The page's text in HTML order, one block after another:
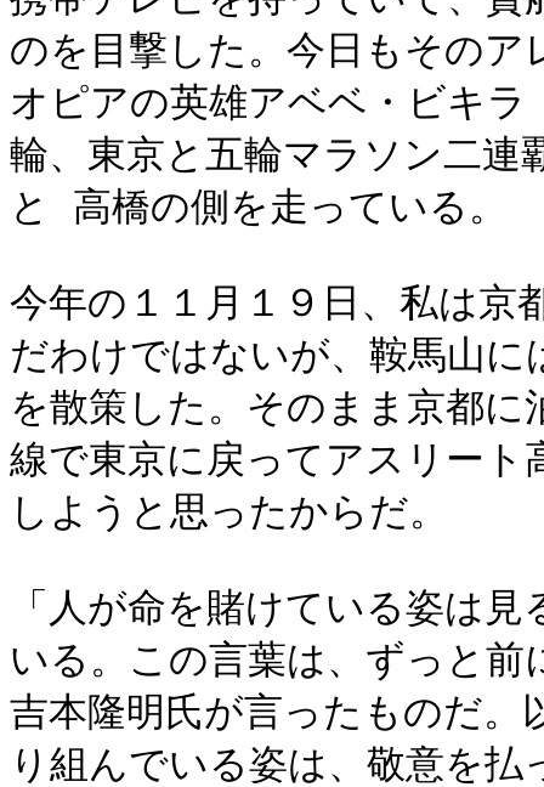
のを目撃した。今日もその
オピアの英雄アベベ・ビキラ
輪、東京と五輪マラソン二連
と 高橋の側を走っている。
今年の１１月１９日、私は京
だわけではないが、鞍馬山
を散策した。そのまま京都
線で東京に戻ってアスリート
しようと思ったからだ。
「人が命を賭けている姿は
いる。この言葉は、ずっと
吉本隆明氏が言ったものだ
り組んでいる姿は、敬意を